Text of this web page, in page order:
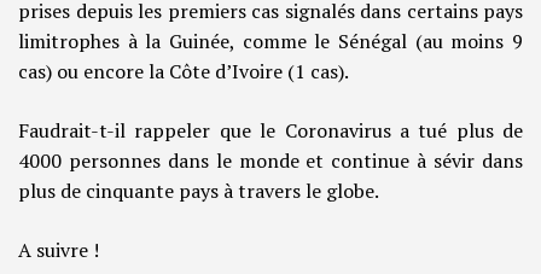
prises depuis les premiers cas signalés dans certains pays
limitrophes à la Guinée, comme le Sénégal (au moins 9
cas) ou encore la Côte d’Ivoire (1 cas).
Faudrait-t-il rappeler que le Coronavirus a tué plus de
4000 personnes dans le monde et continue à sévir dans
plus de cinquante pays à travers le globe.
A suivre !